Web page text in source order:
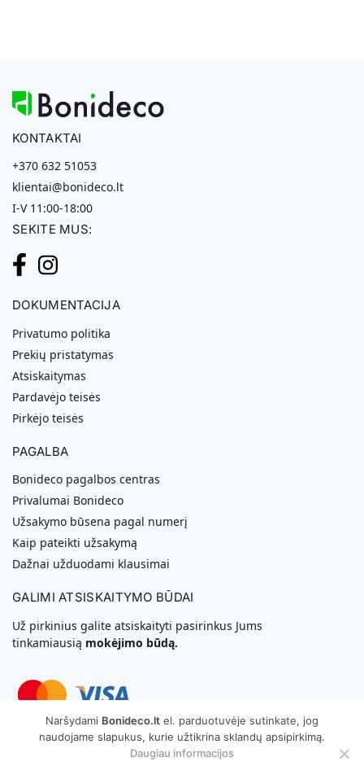
KONTAKTAI
+370 632 51053
klientai@bonideco.lt
I-V 11:00-18:00
SEKITE MUS:
DOKUMENTACIJA
Privatumo politika
Prekių pristatymas
Atsiskaitymas
Pardavėjo teisės
Pirkėjo teisės
PAGALBA
Bonideco pagalbos centras
Privalumai Bonideco
Užsakymo būsena pagal numerį
Kaip pateikti užsakymą
Dažnai užduodami klausimai
GALIMI ATSISKAITYMO BŪDAI
Už pirkinius galite atsiskaityti pasirinkus Jums
tinkamiausią mokėjimo būdą.
Svetainių Kūrimas
Naršydami Bonideco.lt el. parduotuvėje sutinkate, jog
naudojame slapukus, kurie užtikrina sklandų apsipirkimą.
Daugiau informacijos